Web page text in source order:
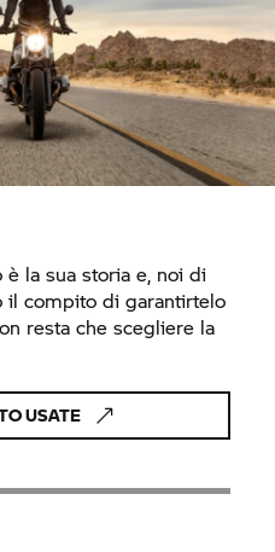
la sua storia e, noi di
il compito di garantirtelo
resta che scegliere la
USATE